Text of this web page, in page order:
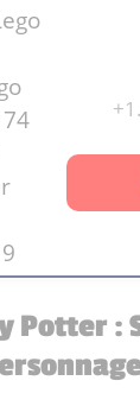
Potter :